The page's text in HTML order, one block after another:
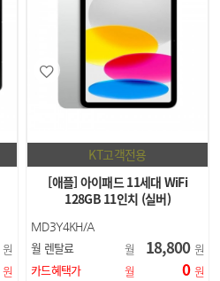
원
원
KT고객전용
[애플] 아이패드 11세대 WiFi
128GB 11인치 (실버)
MD3Y4KH/A
월 렌탈료 월 18,800 원
카드혜택가
월 0 원